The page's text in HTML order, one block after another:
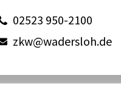
02523 950-2100
zkw@wadersloh.de